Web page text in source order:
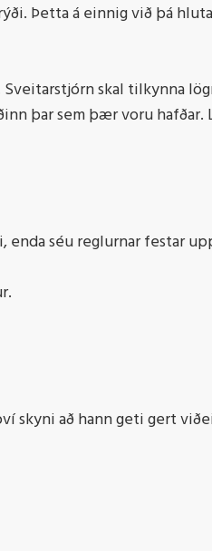
Þetta á einnig við þá
skal tilkynna
þar sem þær voru hafðar.
séu reglurnar festar
skyni að hann geti gert